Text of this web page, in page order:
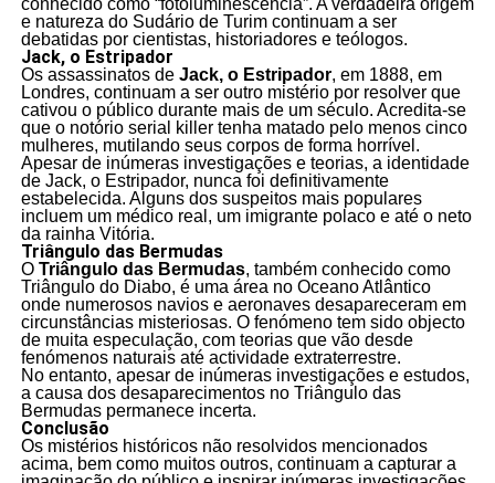
e natureza do Sudário de Turim continuam a ser
debatidas por cientistas, historiadores e teólogos.
Jack, o Estripador
Os assassinatos de Jack, o Estripador, em 1888, em
Londres, continuam a ser outro mistério por resolver que
cativou o público durante mais de um século. Acredita-se
que o notório serial killer tenha matado pelo menos cinco
mulheres, mutilando seus corpos de forma horrível.
Apesar de inúmeras investigações e teorias, a identidade
de Jack, o Estripador, nunca foi definitivamente
estabelecida. Alguns dos suspeitos mais populares
incluem um médico real, um imigrante polaco e até o neto
da rainha Vitória.
Triângulo das Bermudas
O Triângulo das Bermudas, também conhecido como
Triângulo do Diabo, é uma área no Oceano Atlântico
onde numerosos navios e aeronaves desapareceram em
circunstâncias misteriosas. O fenómeno tem sido objecto
de muita especulação, com teorias que vão desde
fenómenos naturais até actividade extraterrestre.
No entanto, apesar de inúmeras investigações e estudos,
a causa dos desaparecimentos no Triângulo das
Bermudas permanece incerta.
Conclusão
Os mistérios históricos não resolvidos mencionados
acima, bem como muitos outros, continuam a capturar a